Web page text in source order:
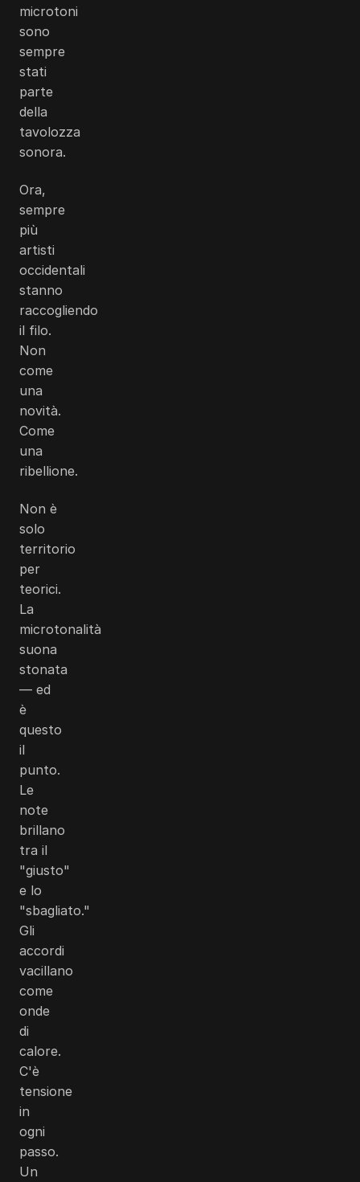
microtoni
sono
sempre
stati
parte
della
tavolozza
sonora.
Ora,
sempre
più
artisti
occidentali
stanno
raccogliendo
il filo.
Non
come
una
novità.
Come
una
ribellione.
Non è
solo
territorio
per
teorici.
La
microtonalità
suona
stonata
— ed
è
questo
il
punto.
Le
note
brillano
tra il
"giusto"
e lo
"sbagliato."
Gli
accordi
vacillano
come
onde
di
calore.
C'è
tensione
in
ogni
passo.
Un